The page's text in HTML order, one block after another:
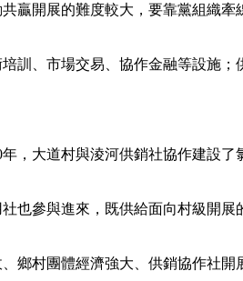
開展的難度較大，要靠黨組織牽
、市場交易、協作金融等設施；
大道村與淩河供銷社協作建設了
參與進來，既供給面向村級開展
村團體經濟強大、供銷協作社開